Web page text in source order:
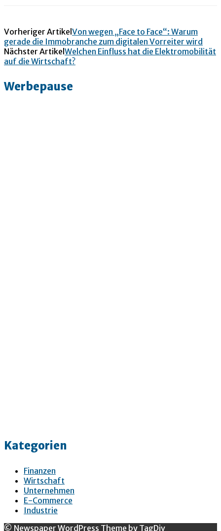
Vorheriger Artikel Von wegen „Face to Face“: Warum
gerade die Immobranche zum digitalen Vorreiter wird
Nächster Artikel Welchen Einfluss hat die Elektromobilität
auf die Wirtschaft?
Werbepause
Kategorien
Finanzen
Wirtschaft
Unternehmen
E-Commerce
Industrie
© Newspaper WordPress Theme by TagDiv